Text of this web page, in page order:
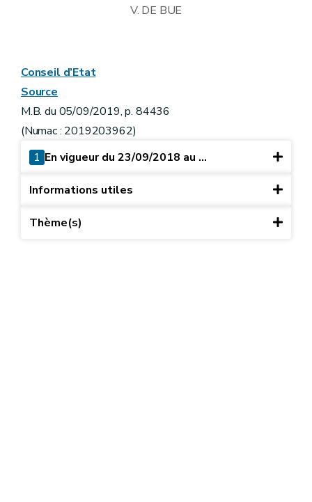
V. DE BUE
Conseil d’Etat
Source
M.B. du 05/09/2019, p. 84436
(Numac : 2019203962)
1 En vigueur du 23/09/2018 au ...
Informations utiles
Thème(s)